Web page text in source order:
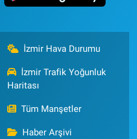
İzmir Hava Durumu
İzmir Trafik Yoğunluk
Haritası
Tüm Manşetler
Haber Arşivi